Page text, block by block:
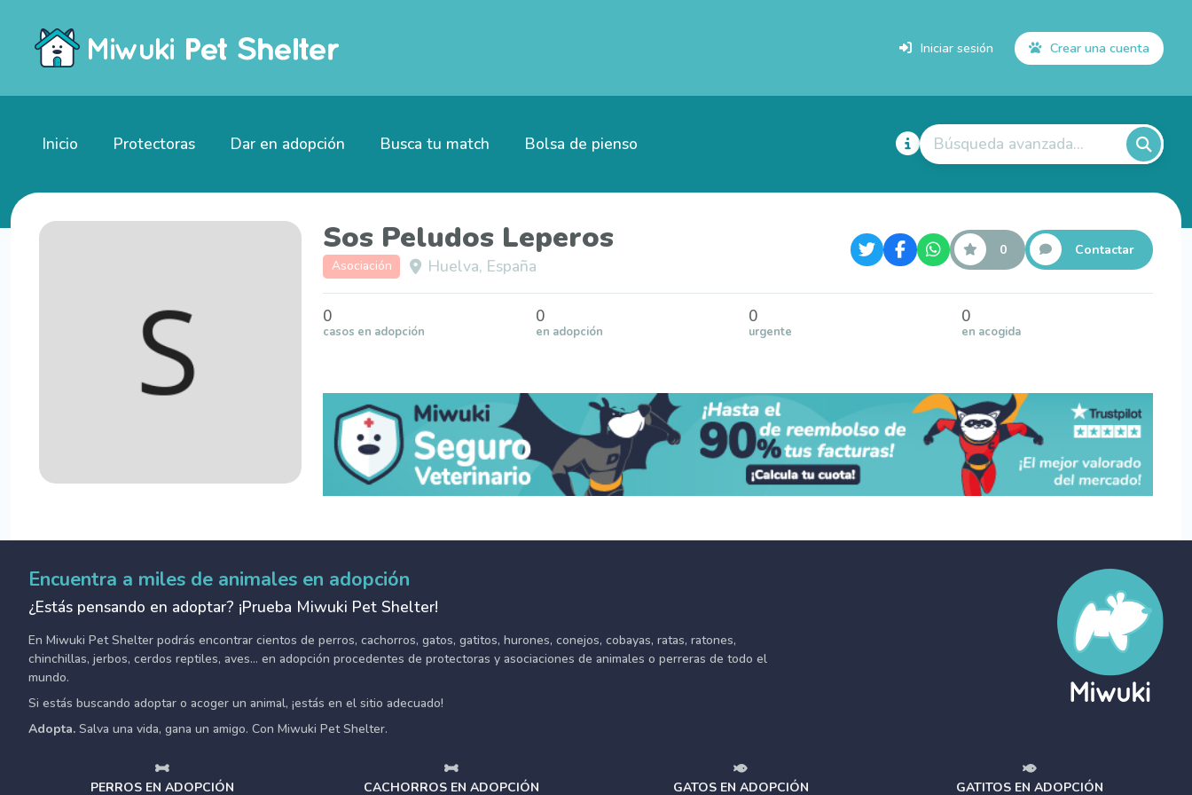
Iniciar sesión Crear una cuenta
Inicio Protectoras Dar en adopción Busca tu match Bolsa de pienso Búsqueda avanzada...
Sos Peludos Leperos
Asociación Huelva, España
0 Contactar
0
casos en adopción
0
en adopción
0
urgente
0
en acogida
Encuentra a miles de animales en adopción
¿Estás pensando en adoptar? ¡Prueba Miwuki Pet Shelter!
En Miwuki Pet Shelter podrás encontrar cientos de perros, cachorros, gatos, gatitos, hurones, conejos, cobayas, ratas, ratones,
chinchillas, jerbos, cerdos reptiles, aves... en adopción procedentes de protectoras y asociaciones de animales o perreras de todo el
mundo.
Si estás buscando adoptar o acoger un animal, ¡estás en el sitio adecuado!
Adopta. Salva una vida, gana un amigo. Con Miwuki Pet Shelter.
PERROS EN ADOPCIÓN CACHORROS EN ADOPCIÓN GATOS EN ADOPCIÓN GATITOS EN ADOPCIÓN